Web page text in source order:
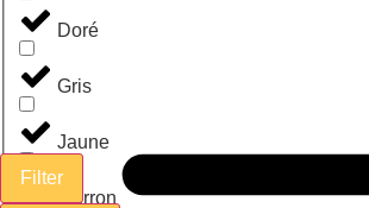
Doré
Gris
Jaune
Marron
Filter